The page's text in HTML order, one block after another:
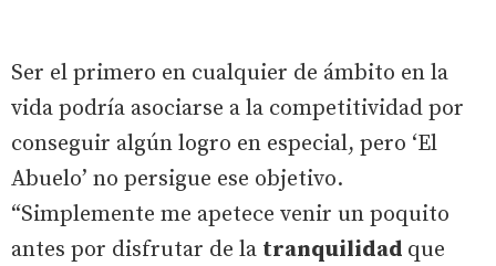
Ser el primero en cualquier de ámbito en la
vida podría asociarse a la competitividad por
conseguir algún logro en especial, pero ‘El
Abuelo’ no persigue ese objetivo.
“Simplemente me apetece venir un poquito
antes por disfrutar de la tranquilidad que